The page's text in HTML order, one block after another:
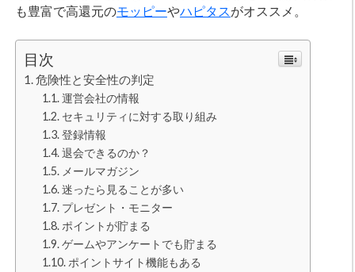
も豊富で高還元のモッピーやハピタス がオススメ。
目次
危険性と安全性の判定
運営会社の情報
セキュリティに対する取り組み
登録情報
退会できるのか？
メールマガジン
迷ったら見ることが多い
プレゼント・モニター
ポイントが貯まる
ゲームやアンケートでも貯まる
ポイントサイト機能もある